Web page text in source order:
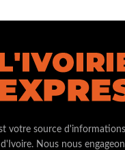
votre source
Nous nous